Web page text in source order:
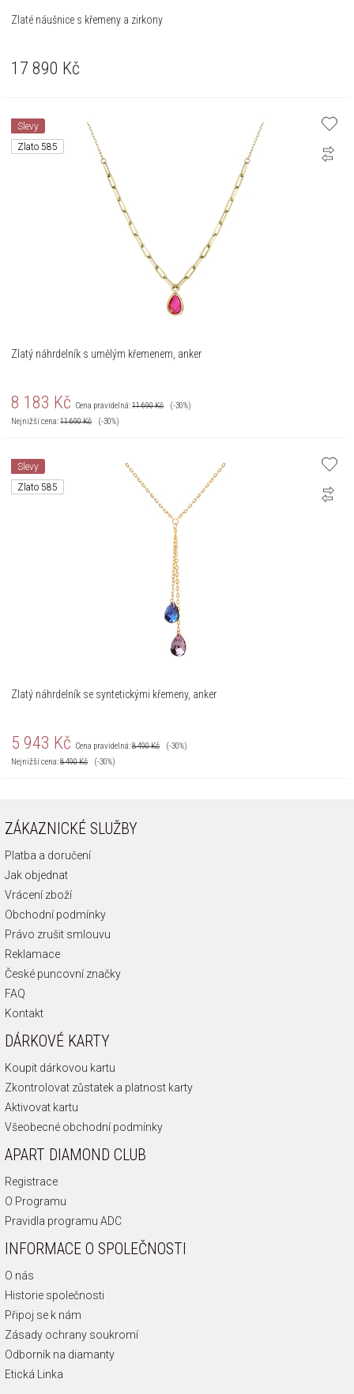
Zlaté náušnice s křemeny a zirkony
17 890 Kč
Slevy
Zlato 585
Zlatý náhrdelník s umělým křemenem, anker
8 183 Kč Cena pravidelná:11 690Kč
(-30%)
Nejnižší cena:11 690Kč (-30%)
Slevy
Zlato 585
Zlatý náhrdelník se syntetickými křemeny, anker
5 943 Kč Cena pravidelná:8 490Kč
(-30%)
Nejnižší cena:8 490Kč (-30%)
ZÁKAZNICKÉ SLUŽBY
Platba a doručení
Jak objednat
Vrácení zboží
Obchodní podmínky
Právo zrušit smlouvu
Reklamace
České puncovní značky
FAQ
Kontakt
DÁRKOVÉ KARTY
Koupit dárkovou kartu
Zkontrolovat zůstatek a platnost karty
Aktivovat kartu
Všeobecné obchodní podmínky
APART DIAMOND CLUB
Registrace
O Programu
Pravidla programu ADC
INFORMACE O SPOLEČNOSTI
O nás
Historie společnosti
Připoj se k nám
Zásady ochrany soukromí
Odborník na diamanty
Etická Linka